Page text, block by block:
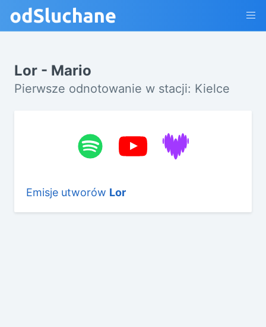
Lor - Mario
Pierwsze odnotowanie w stacji: Kielce
Emisje utworów Lor